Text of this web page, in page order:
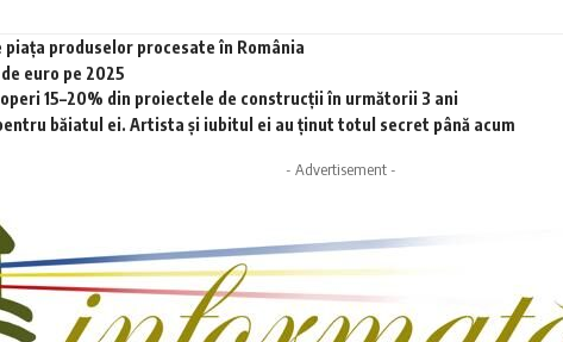
produselor procesate în România
euro pe 2025
15–20% din proiectele de construcții în următorii 3 ani
băiatul ei. Artista și iubitul ei au ținut totul secret până acum
- Advertisement -